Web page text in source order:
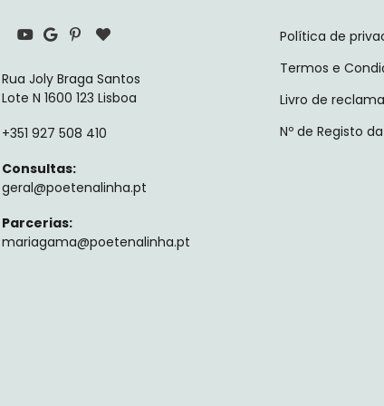
Rua Joly Braga Santos
Lote N 1600 123 Lisboa
+351 927 508 410
Consultas:
geral@poetenalinha.pt
Parcerias:
mariagama@poetenalinha.pt
Política de
Termos e
Livro de
Nº de Registo da